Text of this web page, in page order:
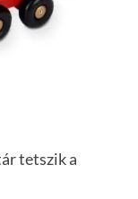
tetszik a